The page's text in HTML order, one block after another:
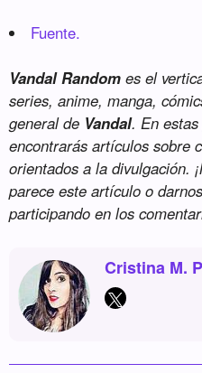
Fuente.
Vandal Random es el
series, anime, manga,
general de Vandal. En
encontrarás artículos sobre
orientados a la divulgación.
parece este artículo o
participando en los
Cristina M.